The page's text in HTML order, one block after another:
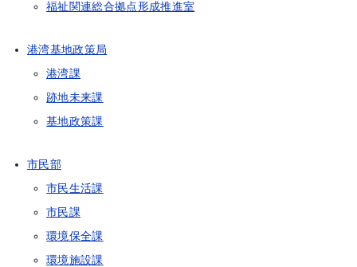
福祉関連総合拠点形成推進室
港湾基地政策局
港湾課
跡地未来課
基地政策課
市民部
市民生活課
市民課
環境保全課
環境施設課